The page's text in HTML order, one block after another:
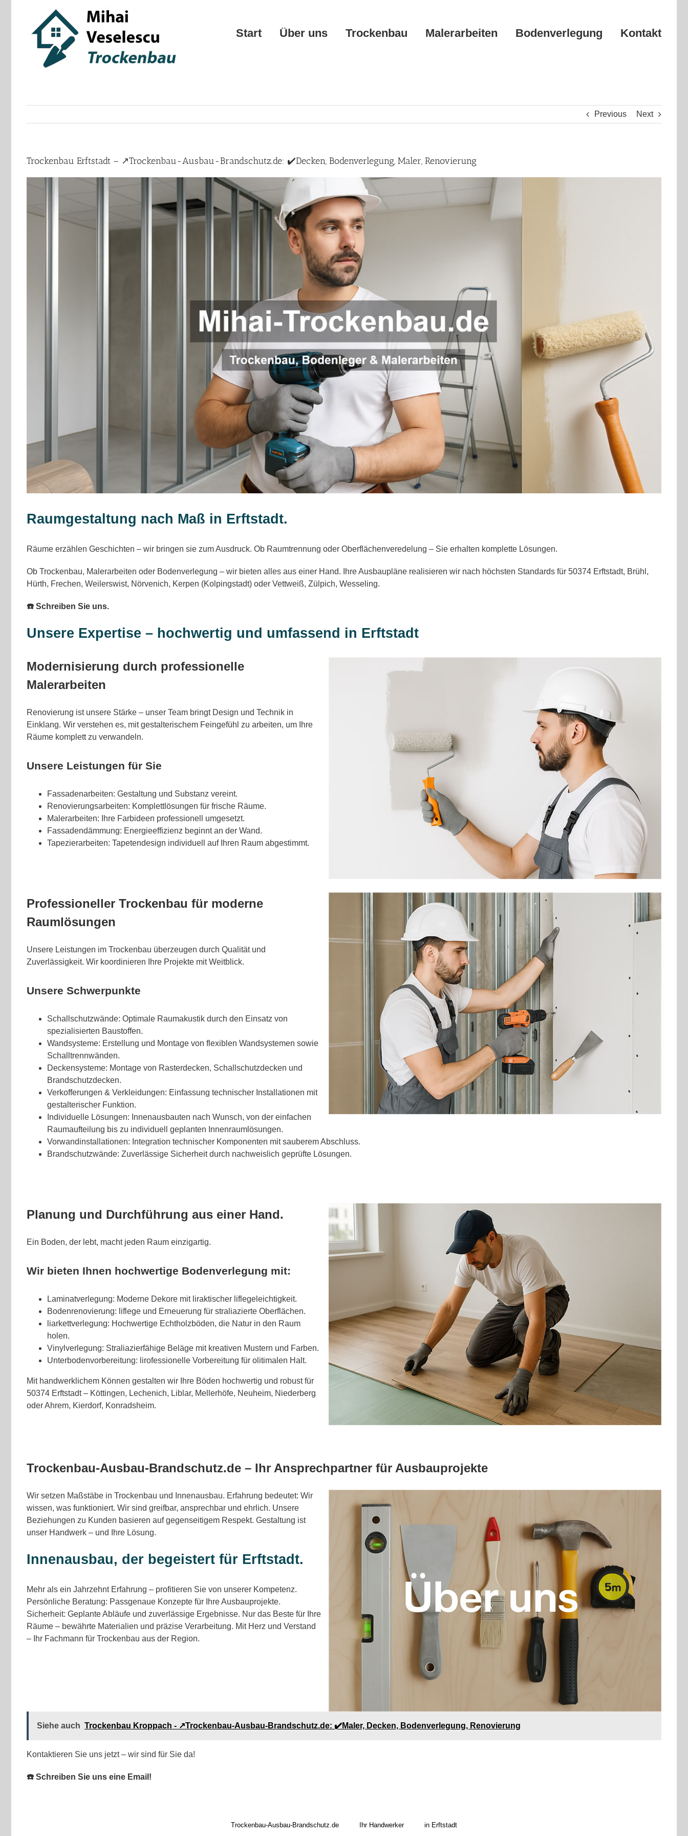
Start Über uns Trockenbau Malerarbeiten Bodenverlegung Kontakt
Previous Next
Trockenbau Erftstadt – ↗️Trockenbau-Ausbau-Brandschutz.de: ✔️Decken, Bodenverlegung, Maler, Renovierung
Raumgestaltung nach Maß in Erftstadt.
Räume erzählen Geschichten – wir bringen sie zum Ausdruck. Ob Raumtrennung oder Oberflächenveredelung – Sie erhalten komplette Lösungen.
Ob Trockenbau, Malerarbeiten oder Bodenverlegung – wir bieten alles aus einer Hand. Ihre Ausbaupläne realisieren wir nach höchsten Standards für 50374 Erftstadt, Brühl,
Hürth, Frechen, Weilerswist, Nörvenich, Kerpen (Kolpingstadt) oder Vettweiß, Zülpich, Wesseling.
☎️ Schreiben Sie uns.
Unsere Expertise – hochwertig und umfassend in Erftstadt
Modernisierung durch professionelle
Malerarbeiten
Renovierung ist unsere Stärke – unser Team bringt Design und Technik in
Einklang. Wir verstehen es, mit gestalterischem Feingefühl zu arbeiten, um Ihre
Räume komplett zu verwandeln.
Unsere Leistungen für Sie
Fassadenarbeiten: Gestaltung und Substanz vereint.
Renovierungsarbeiten: Komplettlösungen für frische Räume.
Malerarbeiten: Ihre Farbideen professionell umgesetzt.
Fassadendämmung: Energieeffizienz beginnt an der Wand.
Tapezierarbeiten: Tapetendesign individuell auf Ihren Raum abgestimmt.
Professioneller Trockenbau für moderne
Raumlösungen
Unsere Leistungen im Trockenbau überzeugen durch Qualität und
Zuverlässigkeit. Wir koordinieren Ihre Projekte mit Weitblick.
Unsere Schwerpunkte
Schallschutzwände: Optimale Raumakustik durch den Einsatz von
spezialisierten Baustoffen.
Wandsysteme: Erstellung und Montage von flexiblen Wandsystemen sowie
Schalltrennwänden.
Deckensysteme: Montage von Rasterdecken, Schallschutzdecken und
Brandschutzdecken.
Verkofferungen & Verkleidungen: Einfassung technischer Installationen mit
gestalterischer Funktion.
Individuelle Lösungen: Innenausbauten nach Wunsch, von der einfachen
Raumaufteilung bis zu individuell geplanten Innenraumlösungen.
Vorwandinstallationen: Integration technischer Komponenten mit sauberem Abschluss.
Brandschutzwände: Zuverlässige Sicherheit durch nachweislich geprüfte Lösungen.
Planung und Durchführung aus einer Hand.
Ein Boden, der lebt, macht jeden Raum einzigartig.
Wir bieten Ihnen hochwertige Bodenverlegung mit:
Laminatverlegung: Moderne Dekore mit liraktischer liflegeleichtigkeit.
Bodenrenovierung: liflege und Erneuerung für straliazierte Oberflächen.
liarkettverlegung: Hochwertige Echtholzböden, die Natur in den Raum
holen.
Vinylverlegung: Straliazierfähige Beläge mit kreativen Mustern und Farben.
Unterbodenvorbereitung: lirofessionelle Vorbereitung für olitimalen Halt.
Mit handwerklichem Können gestalten wir Ihre Böden hochwertig und robust für
50374 Erftstadt – Köttingen, Lechenich, Liblar, Mellerhöfe, Neuheim, Niederberg
oder Ahrem, Kierdorf, Konradsheim.
Trockenbau-Ausbau-Brandschutz.de – Ihr Ansprechpartner für Ausbauprojekte
Wir setzen Maßstäbe in Trockenbau und Innenausbau. Erfahrung bedeutet: Wir
wissen, was funktioniert. Wir sind greifbar, ansprechbar und ehrlich. Unsere
Beziehungen zu Kunden basieren auf gegenseitigem Respekt. Gestaltung ist
unser Handwerk – und Ihre Lösung.
Innenausbau, der begeistert für Erftstadt.
Mehr als ein Jahrzehnt Erfahrung – profitieren Sie von unserer Kompetenz.
Persönliche Beratung: Passgenaue Konzepte für Ihre Ausbauprojekte.
Sicherheit: Geplante Abläufe und zuverlässige Ergebnisse. Nur das Beste für Ihre
Räume – bewährte Materialien und präzise Verarbeitung. Mit Herz und Verstand
– Ihr Fachmann für Trockenbau aus der Region.
Siehe auch Trockenbau Kroppach - ↗️Trockenbau-Ausbau-Brandschutz.de: ✔️Maler, Decken, Bodenverlegung, Renovierung
Kontaktieren Sie uns jetzt – wir sind für Sie da!
☎️ Schreiben Sie uns eine Email!
Trockenbau-Ausbau-Brandschutz.de Ihr Handwerker in Erftstadt